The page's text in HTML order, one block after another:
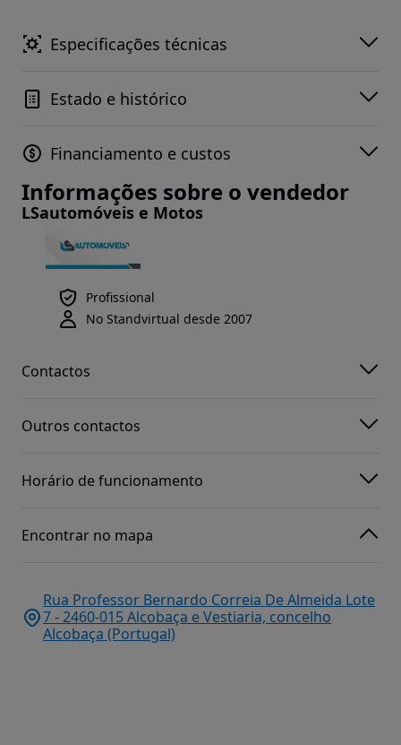
Especificações técnicas
Estado e histórico
Financiamento e custos
Informações sobre o vendedor
LSautomóveis e Motos
Profissional
No Standvirtual desde 2007
Contactos
Outros contactos
Horário de funcionamento
Encontrar no mapa
Rua Professor Bernardo Correia De Almeida Lote
7 - 2460-015 Alcobaça e Vestiaria, concelho
Alcobaça (Portugal)